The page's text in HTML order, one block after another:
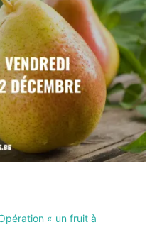
« un fruit à